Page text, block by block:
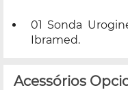
01 Sonda
Ibramed.
Acessórios